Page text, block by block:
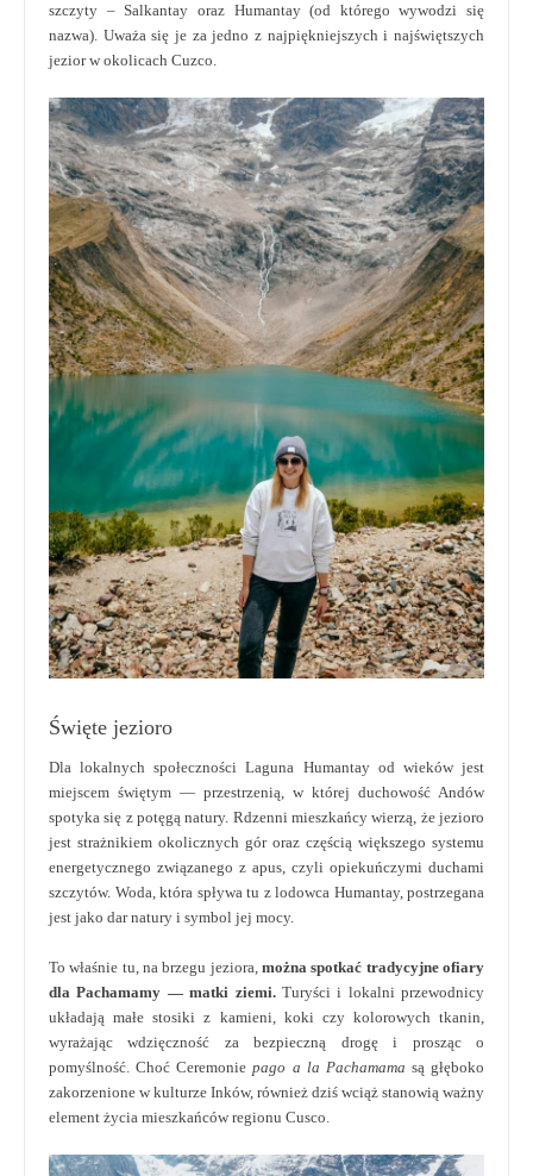
szczyty – Salkantay oraz Humantay (od którego wywodzi się
nazwa). Uważa się je za jedno z najpiękniejszych i najświętszych
jezior w okolicach Cuzco.
Święte jezioro
Dla lokalnych społeczności Laguna Humantay od wieków jest
miejscem świętym — przestrzenią, w której duchowość Andów
spotyka się z potęgą natury. Rdzenni mieszkańcy wierzą, że jezioro
jest strażnikiem okolicznych gór oraz częścią większego systemu
energetycznego związanego z apus, czyli opiekuńczymi duchami
szczytów. Woda, która spływa tu z lodowca Humantay, postrzegana
jest jako dar natury i symbol jej mocy.
To właśnie tu, na brzegu jeziora, można spotkać tradycyjne ofiary
dla Pachamamy — matki ziemi.Turyści i lokalni przewodnicy
układają małe stosiki z kamieni, koki czy kolorowych tkanin,
wyrażając wdzięczność za bezpieczną drogę i prosząc o
pomyślność. Choć Ceremoniepago a la Pachamama są głęboko
zakorzenione w kulturze Inków, również dziś wciąż stanowią ważny
element życia mieszkańców regionu Cusco.